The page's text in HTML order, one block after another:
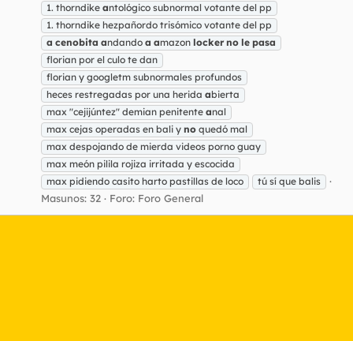
1. thorndike antológico subnormal votante del pp
1. thorndike hezpañordo trisómico votante del pp
a cenobita andando a amazon locker no le pasa
florian por el culo te dan
florian y googletm subnormales profundos
heces restregadas por una herida abierta
max "cejijúntez" demian penitente anal
max cejas operadas en bali y no quedó mal
max despojando de mierda videos porno guay
max meón pilila rojiza irritada y escocida
max pidiendo casito harto pastillas de loco
tú sí que balis
Masunos: 32 Foro: Foro General